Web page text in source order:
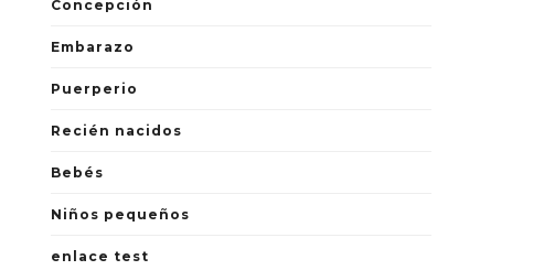
Concepción
Embarazo
Puerperio
Recién nacidos
Bebés
Niños pequeños
enlace test